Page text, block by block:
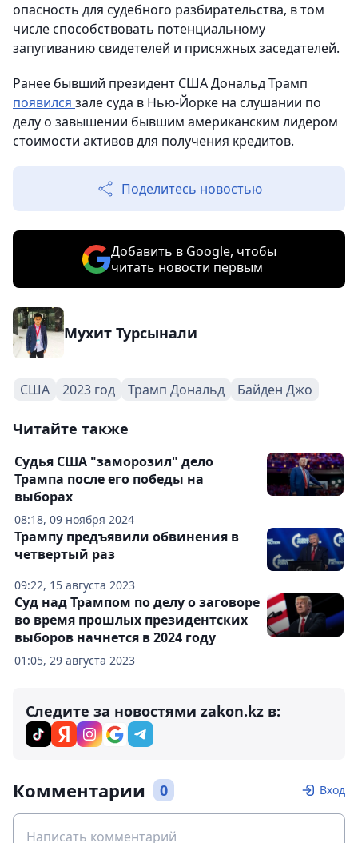
опасность для судебного разбирательства, в том
числе способствовать потенциальному
запугиванию свидетелей и присяжных заседателей.
Ранее бывший президент США Дональд Трамп
появился зале суда в Нью-Йорке на слушании по
делу о завышении бывшим американским лидером
стоимости активов для получения кредитов.
Поделитесь новостью
Добавить в Google, чтобы
читать новости первым
Мухит Турсынали
США 2023 год Трамп Дональд Байден Джо
Читайте также
08:18, 09 ноября 2024
Судья США "заморозил" дело
Трампа после его победы на
выборах
09:22, 15 августа 2023
Трампу предъявили обвинения в
четвертый раз
01:05, 29 августа 2023
Суд над Трампом по делу о заговоре
во время прошлых президентских
выборов начнется в 2024 году
Следите за новостями zakon.kz в:
Комментарии 0 Вход